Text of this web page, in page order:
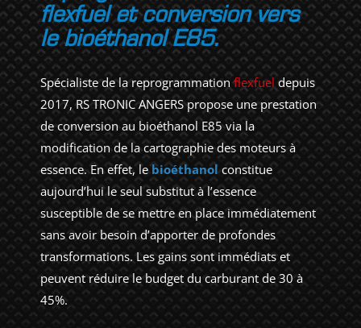
flexfuel et conversion vers
le bioéthanol E85.
Spécialiste de la reprogrammationflexfuel depuis
2017, RS TRONIC ANGERS propose une prestation
de conversion au bioéthanol E85 via la
modification de la cartographie des moteurs à
essence. En effet, lebioéthanolconstitue
aujourd’hui le seul substitut à l’essence
susceptible de se mettre en place immédiatement
sans avoir besoin d’apporter de profondes
transformations. Les gains sont immédiats et
peuvent réduire le budget du carburant de 30 à
45%.